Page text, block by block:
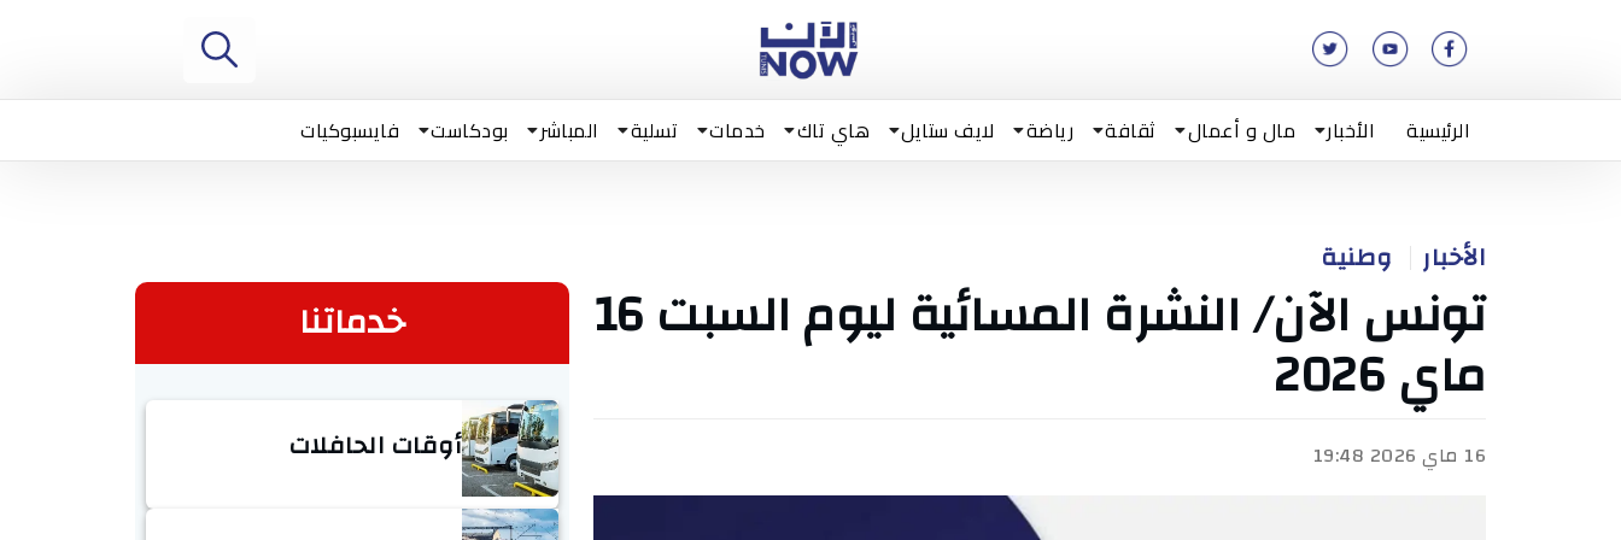
الرئيسية الأخبار مال و أعمال ثقافة رياضة لايف ستايل هاي تاك خدمات تسلية المباشر بودكاست فايسبوكيات
الأخبار وطنية
تونس الآن/ النشرة المسائية ليوم السبت 16
ماي 2026
16 ماي 2026 19:48
خدماتنا
أوقات الحافلات